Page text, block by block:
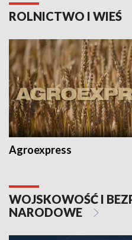
ROLNICTWO I WIEŚ
Agroexpress
WOJSKOWOŚĆ I
NARODOWE